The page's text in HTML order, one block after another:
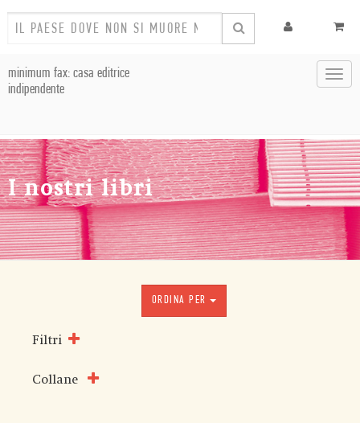
minimum fax: casa editrice
indipendente
I nostri libri
ORDINA PER
Filtri
Collane